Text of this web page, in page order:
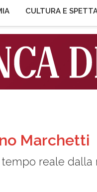
CULTURA E
Marchetti
reale dalla